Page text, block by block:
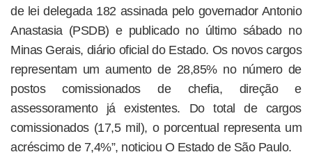
de lei delegada 182 assinada pelo governador Antonio
Anastasia (PSDB) e publicado no último sábado no
Minas Gerais, diário oficial do Estado. Os novos cargos
representam um aumento de 28,85% no número de
postos comissionados de chefia, direção e
assessoramento já existentes. Do total de cargos
comissionados (17,5 mil), o porcentual representa um
acréscimo de 7,4%”, noticiou O Estado de São Paulo.